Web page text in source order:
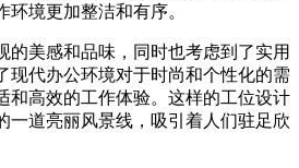
境更加整洁和有序。
的美感和品味，同时也考虑到了实用
现代办公环境对于时尚和个性化的需
和高效的工作体验。这样的工位设计
一道亮丽风景线，吸引着人们驻足欣